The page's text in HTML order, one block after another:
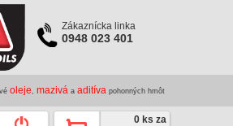
Zákaznícka linka
0948 023 401
oleje mazivá a aditíva pohonných hmôt
0 ks za